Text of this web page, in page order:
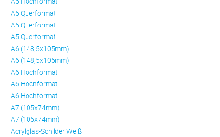
A5 Querformat
A5 Querformat
A5 Querformat
A6 (148,5x105mm)
A6 (148,5x105mm)
A6 Hochformat
A6 Hochformat
A6 Hochformat
A7 (105x74mm)
A7 (105x74mm)
Acrylglas-Schilder Weiß